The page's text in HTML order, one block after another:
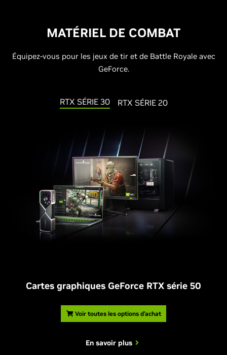
MATÉRIEL DE COMBAT
Équipez-vous pour les jeux de tir et de Battle Royale avec
GeForce.
RTX SÉRIE 30 RTX SÉRIE 20
Cartes graphiques GeForce RTX série 50
Voir toutes les options d’achat
En savoir plus